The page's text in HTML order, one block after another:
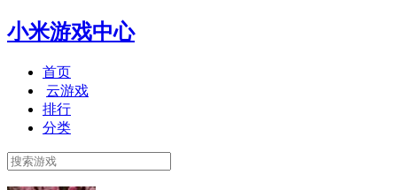
小米游戏中心
首页
云游戏
排行
分类